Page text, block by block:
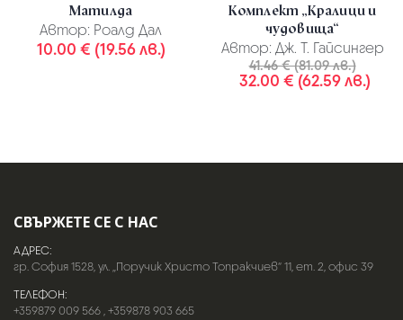
Матилда
Автор: Роалд Дал
10.00 € (19.56 лв.)
Комплект „Кралици и
чудовища“
Автор: Дж. Т. Гайсингер
41.46 € (81.09 лв.)
32.00 € (62.59 лв.)
СВЪРЖЕТЕ СЕ С НАС
АДРЕС:
гр. София 1528, ул. „Поручик Христо Топракчиев“ 11, ет. 2, офис 39
ТЕЛЕФОН:
+359879 009 566,+359878 903 665